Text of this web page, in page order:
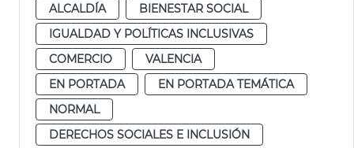
ALCALDÍA
BIENESTAR SOCIAL
IGUALDAD Y POLÍTICAS INCLUSIVAS
COMERCIO
VALENCIA
EN PORTADA
EN PORTADA TEMÁTICA
NORMAL
DERECHOS SOCIALES E INCLUSIÓN